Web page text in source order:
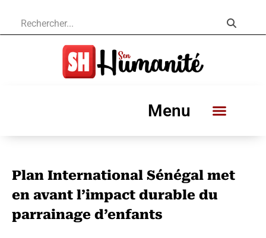
Menu
Plan International Sénégal met
en avant l’impact durable du
parrainage d’enfants